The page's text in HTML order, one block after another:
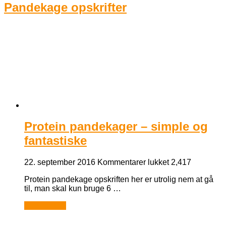
Pandekage opskrifter
Protein pandekager – simple og
fantastiske
22. september 2016 Kommentarer lukkettil
pandekager
2,417
Protein pandekage opskriften her er utrolig nem at gå
til, man skal kun bruge 6 …